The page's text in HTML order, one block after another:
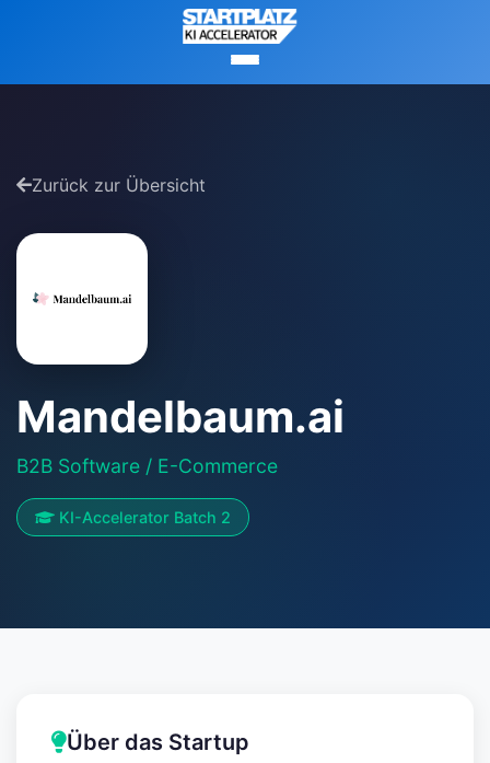
Zurück zur Übersicht
Mandelbaum.ai
B2B Software / E-Commerce
KI-Accelerator Batch 2
Über das Startup